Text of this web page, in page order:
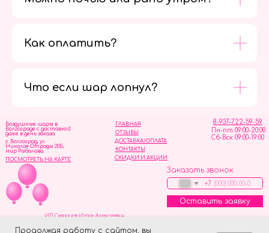
Продолжая работу с сайтом, вы
Как оплатить?
Что если шар лопнул?
ОТЗЫВЫ
ГЛАВНАЯ
ДОСТАВКА/ОПЛАТА
СКИДКИ И АКЦИИ
КОНТАКТЫ
8-937-722-59-59
Пн-пт 09:00-20:00
Сб-Вск 09:00-19:00
Воздушные шары в
Волгограде с доставкой
даже в день заказа
Заказать звонок
+7
Оставить заявку
г. Волгоград, ул.
Николая Отрады 20Б,
мир Рыболова
ПОСМОТРЕТЬ НА КАРТЕ
ИП Скворцов Игорь Алексеевич